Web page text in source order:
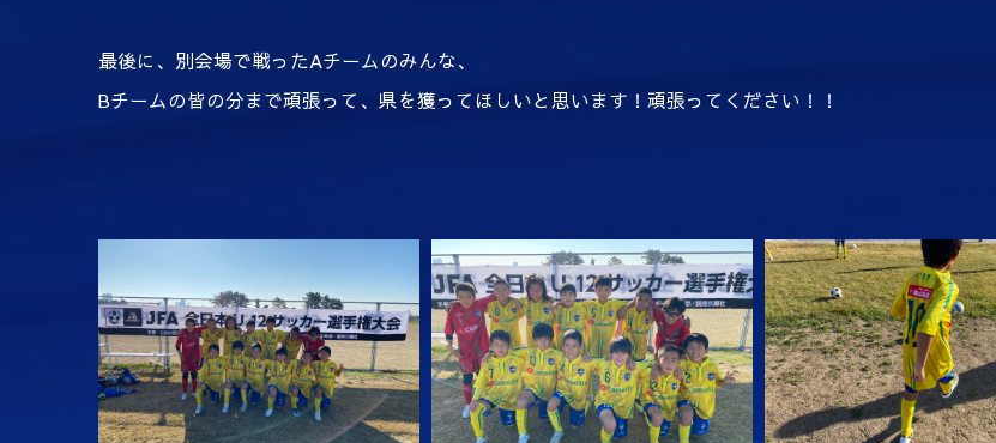
最後に、別会場で戦ったAチームのみんな、
Bチームの皆の分まで頑張って、県を獲ってほしいと思います！頑張ってください！！